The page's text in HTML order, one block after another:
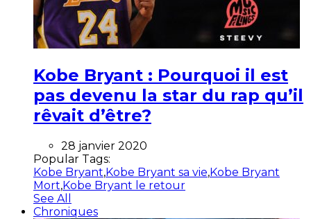
Kobe Bryant : Pourquoi il est
pas devenu la star du rap qu’il
rêvait d’être?
28 janvier 2020
Popular Tags:
Kobe Bryant,Kobe Bryant sa vie,Kobe Bryant
Mort,Kobe Bryant le retour
See All
Chroniques